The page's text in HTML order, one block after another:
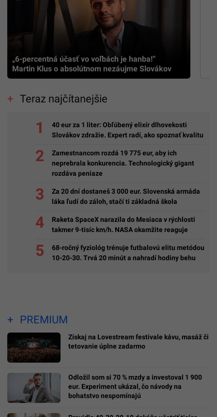
„6-percentná účasť vo voľbách je hanba!“
Martin Klus o absolútnom nezáujme Slovákov
Teraz najčítanejšie
40 eur za 1 liter: Obľúbený elixír dlhovekosti
Slovákov zdražie. Expert radí, ako spoznať kvalitu
Zamestnancom rozdá 19 775 eur, aby ich
neprebrala konkurencia. Technologický gigant
rozdáva peniaze
Za 20 dní dostaneš 3 000 eur. Slovenská armáda
láka ľudí do záloh, stačí ti základná škola
Raketa SpaceX narazila do Mesiaca v rýchlosti
takmer 9-tisíc km/h. NASA okamžite reaguje
68-ročný fyziológ trénuje futbalovú elitu metódou
10-20-30. Trvá 20 minút a nahradí hodiny behu
PREMIUM
Získaj na Lovestream festivale kávu, masáž či
tetovanie úplne zadarmo
Odložil som si 70 % mzdy a investoval 1 900
eur. Experiment ukázal, čo návody na
bohatstvo nespomínajú